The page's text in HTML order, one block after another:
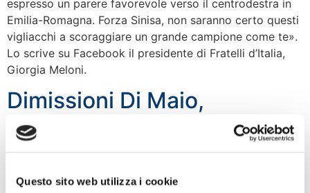
Questo sito web utilizza i cookie
espresso un parere favorevole verso il centrodestra in
Emilia-Romagna. Forza Sinisa, non saranno certo questi
vigliacchi a scoraggiare un grande campione come te».
Lo scrive su Facebook il presidente di Fratelli d’Italia,
Giorgia Meloni.
Dimissioni Di Maio,
Silvestroni: Mattarella
tornare al voto